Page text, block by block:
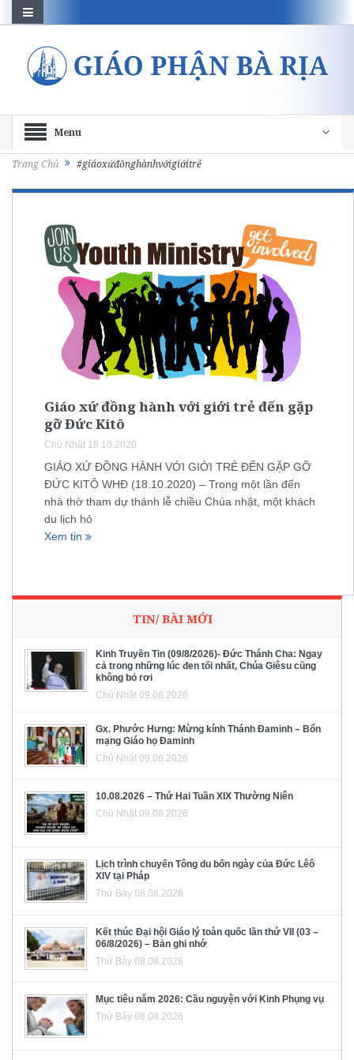
Menu
Trang Chủ #giáoxứđồnghànhvớigiớitrẻ
Giáo xứ đồng hành với giới trẻ đến gặp
gỡ Đức Kitô
Chủ Nhật 18.10.2020
GIÁO XỨ ĐỒNG HÀNH VỚI GIỚI TRẺ ĐẾN GẶP GỠ
ĐỨC KITÔ WHĐ (18.10.2020) – Trong một lần đến
nhà thờ tham dự thánh lễ chiều Chúa nhật, một khách
du lịch hỏ
Xem tin
TIN/ BÀI MỚI
Kinh Truyền Tin (09/8/2026)- Đức Thánh Cha: Ngay
cả trong những lúc đen tối nhất, Chúa Giêsu cũng
không bỏ rơi
Chủ Nhật 09.08.2026
Gx. Phước Hưng: Mừng kính Thánh Đaminh – Bổn
mạng Giáo họ Đaminh
Chủ Nhật 09.08.2026
10.08.2026 – Thứ Hai Tuần XIX Thường Niên
Chủ Nhật 09.08.2026
Lịch trình chuyến Tông du bốn ngày của Đức Lêô
XIV tại Pháp
Thứ Bảy 08.08.2026
Kết thúc Đại hội Giáo lý toàn quốc lần thứ VII (03 –
06/8/2026) – Bản ghi nhớ
Thứ Bảy 08.08.2026
Mục tiêu năm 2026: Cầu nguyện với Kinh Phụng vụ
Thứ Bảy 08.08.2026